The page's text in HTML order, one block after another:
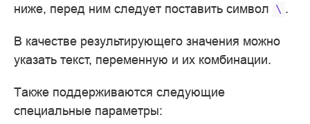
ниже, перед ним следует поставить символ \ .
В качестве результирующего значения можно
указать текст, переменную и их комбинации.
Также поддерживаются следующие
специальные параметры: